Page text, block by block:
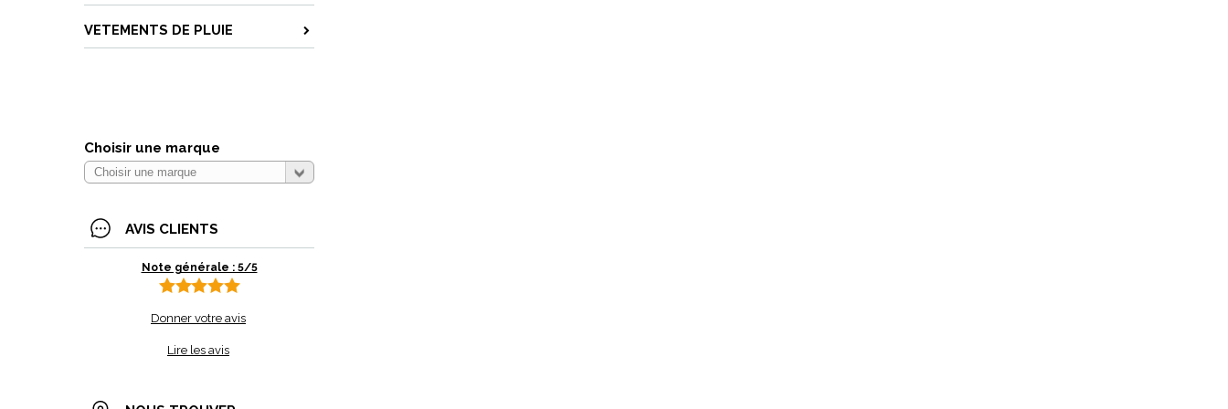
VETEMENTS DE PLUIE
Choisir une marque
AVIS CLIENTS
Note générale : 5/5
Donner votre avis
Lire les avis